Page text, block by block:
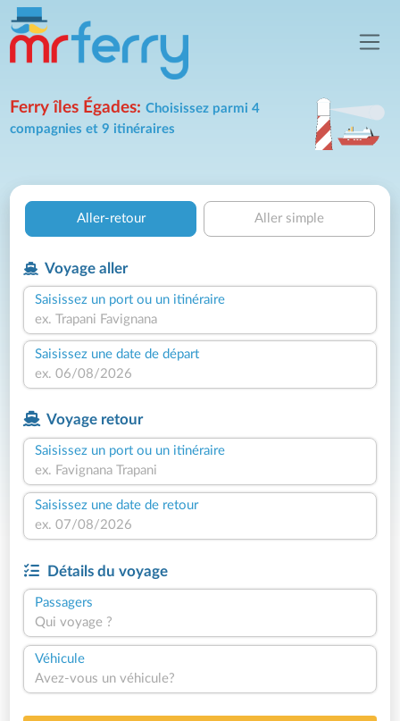
Ferry îles Égades:Choisissez parmi 4
compagnies et 9 itinéraires
Aller-retour Aller simple
Voyage aller
Saisissez un port ou un itinéraire
Saisissez une date de départ
Voyage retour
Saisissez un port ou un itinéraire
Saisissez une date de retour
Détails du voyage
Passagers
Qui voyage ?
Véhicule
Avez-vous un véhicule?